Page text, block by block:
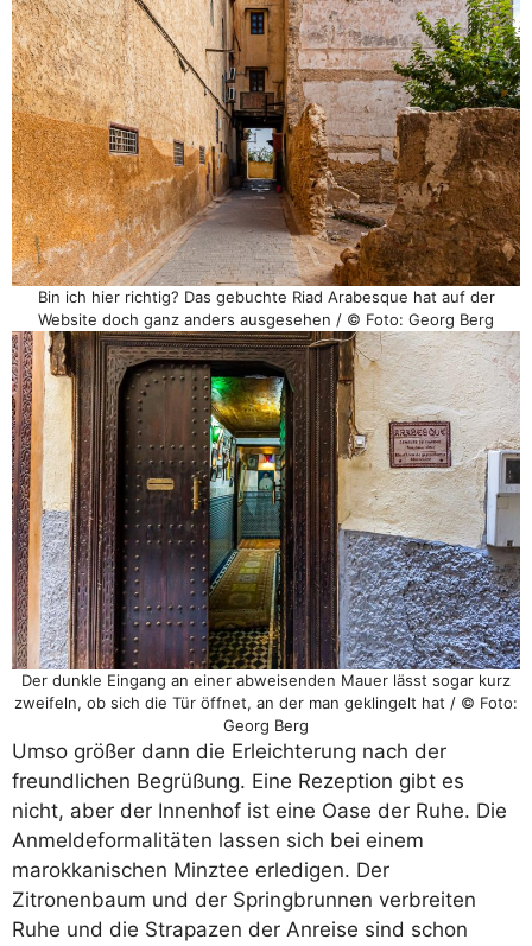
Bin ich hier richtig? Das gebuchte Riad Arabesque hat auf der
Website doch ganz anders ausgesehen / © Foto: Georg Berg
Der dunkle Eingang an einer abweisenden Mauer lässt sogar kurz
zweifeln, ob sich die Tür öffnet, an der man geklingelt hat / © Foto:
Georg Berg
Umso größer dann die Erleichterung nach der
freundlichen Begrüßung. Eine Rezeption gibt es
nicht, aber der Innenhof ist eine Oase der Ruhe. Die
Anmeldeformalitäten lassen sich bei einem
marokkanischen Minztee erledigen. Der
Zitronenbaum und der Springbrunnen verbreiten
Ruhe und die Strapazen der Anreise sind schon